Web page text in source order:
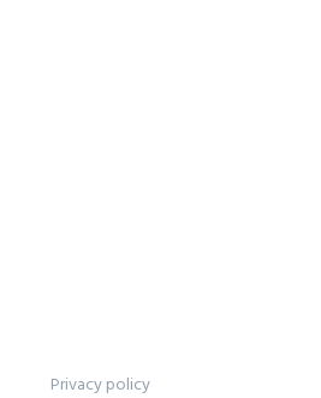
Privacy policy